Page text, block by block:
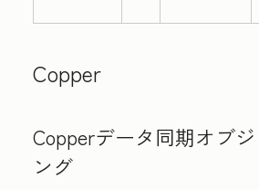
Copper
Copperデータ同期オブ
ング